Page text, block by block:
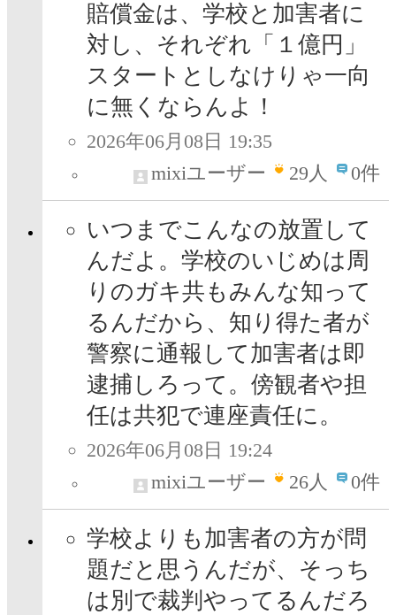
賠償金は、学校と加害者に
対し、それぞれ「１億円」
スタートとしなけりゃ一向
に無くならんよ！
2026年06月08日 19:35
mixiユーザー
29人 0件
いつまでこんなの放置して
んだよ。学校のいじめは周
りのガキ共もみんな知って
るんだから、知り得た者が
警察に通報して加害者は即
逮捕しろって。傍観者や担
任は共犯で連座責任に。
2026年06月08日 19:24
mixiユーザー
26人 0件
学校よりも加害者の方が問
題だと思うんだが、そっち
は別で裁判やってるんだろ